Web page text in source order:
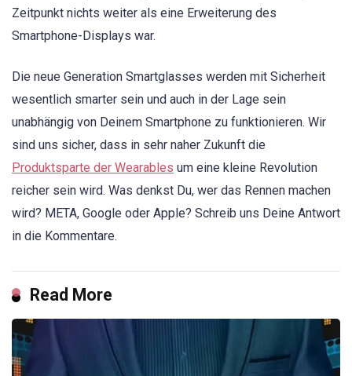
Zeitpunkt nichts weiter als eine Erweiterung des
Smartphone-Displays war.
Die neue Generation Smartglasses werden mit Sicherheit
wesentlich smarter sein und auch in der Lage sein
unabhängig von Deinem Smartphone zu funktionieren. Wir
sind uns sicher, dass in sehr naher Zukunft die
Produktsparte der Wearables um eine kleine Revolution
reicher sein wird. Was denkst Du, wer das Rennen machen
wird? META, Google oder Apple? Schreib uns Deine Antwort
in die Kommentare.
Read More